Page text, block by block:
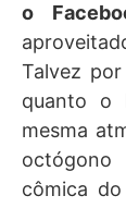
o
Talvez
quanto o
mesma
cômica